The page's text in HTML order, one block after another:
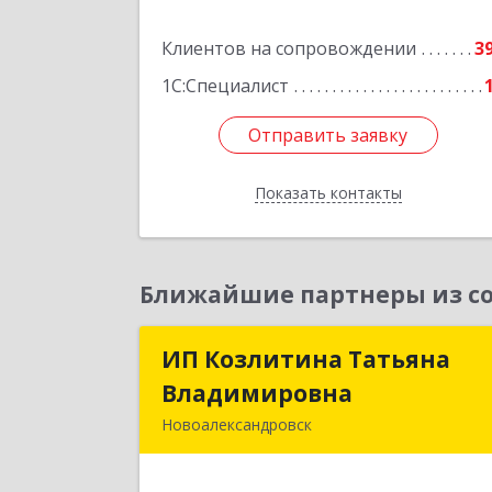
Клиентов на сопровождении
1С:Специалист
1
Отправить заявку
Показать контакты
Отправить заявку
Назад
Ближайшие партнеры из
ИП Козлитина Татьяна
Владимировна
Новоалександровск
ИП Козлитина Татьяна
Владимировна